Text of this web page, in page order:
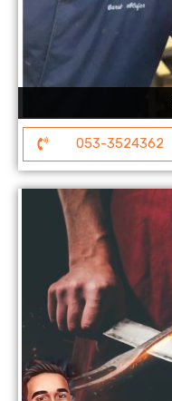
053-3524362